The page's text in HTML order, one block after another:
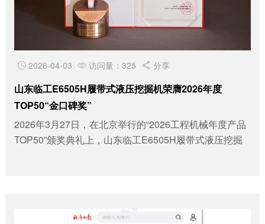
 2026-04-03  访问量：325  分享
山东临工E6505H履带式液压挖掘机荣膺2026年度
TOP50“金口碑奖”
2026年3月27日，在北京举行的“2026工程机械年度产品
TOP50”颁奖典礼上，山东临工E6505H履带式液压挖掘